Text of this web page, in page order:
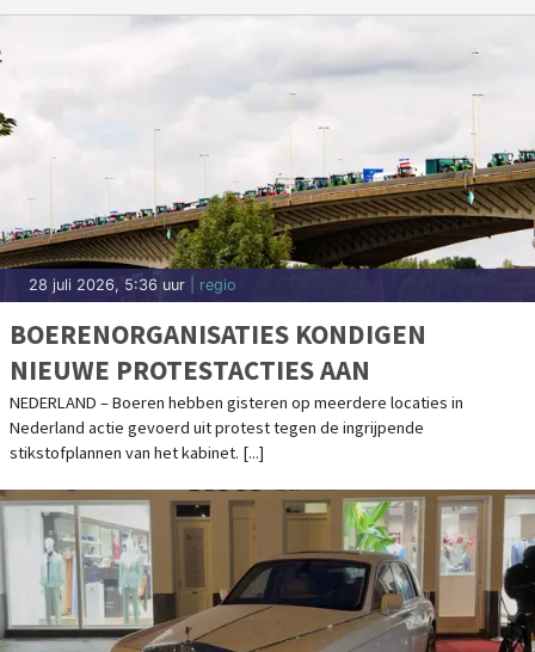
28 juli 2026, 5:36 uur | regio
BOERENORGANISATIES KONDIGEN
NIEUWE PROTESTACTIES AAN
NEDERLAND – Boeren hebben gisteren op meerdere locaties in
Nederland actie gevoerd uit protest tegen de ingrijpende
stikstofplannen van het kabinet. [...]